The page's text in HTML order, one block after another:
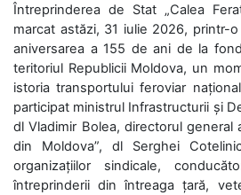
Întreprinderea de Stat „Calea
marcat astăzi, 31 iulie 2026, printr-
aniversarea a 155 de ani de la
teritoriul Republicii Moldova, un
istoria transportului feroviar
participat ministrul Infrastructurii și
dl Vladimir Bolea, directorul general
din Moldova”, dl Serghei
organizațiilor sindicale,
întreprinderii din întreaga țară,